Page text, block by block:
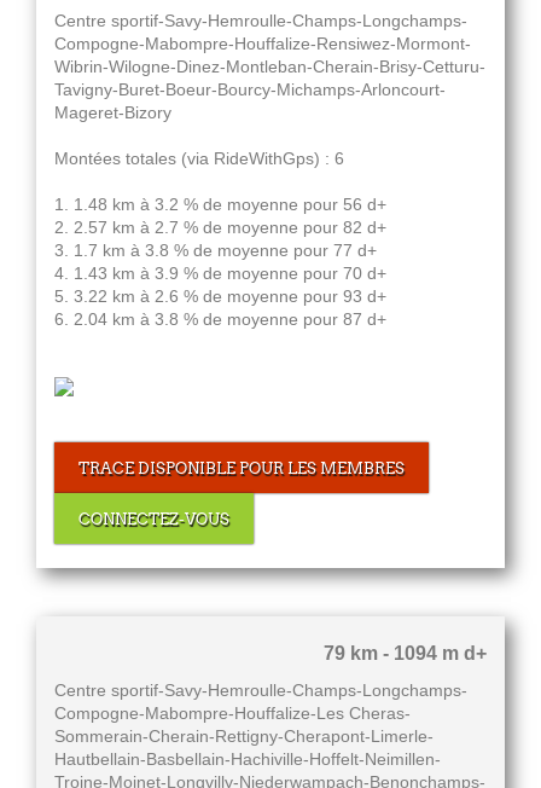
Centre sportif-Savy-Hemroulle-Champs-Longchamps-
Compogne-Mabompre-Houffalize-Rensiwez-Mormont-
Wibrin-Wilogne-Dinez-Montleban-Cherain-Brisy-Cetturu-
Tavigny-Buret-Boeur-Bourcy-Michamps-Arloncourt-
Mageret-Bizory
Montées totales (via RideWithGps) : 6
1. 1.48 km à 3.2 % de moyenne pour 56 d+
2. 2.57 km à 2.7 % de moyenne pour 82 d+
3. 1.7 km à 3.8 % de moyenne pour 77 d+
4. 1.43 km à 3.9 % de moyenne pour 70 d+
5. 3.22 km à 2.6 % de moyenne pour 93 d+
6. 2.04 km à 3.8 % de moyenne pour 87 d+
TRACE DISPONIBLE POUR LES MEMBRES
CONNECTEZ-VOUS
79 km - 1094 m d+
Centre sportif-Savy-Hemroulle-Champs-Longchamps-
Compogne-Mabompre-Houffalize-Les Cheras-
Sommerain-Cherain-Rettigny-Cherapont-Limerle-
Hautbellain-Basbellain-Hachiville-Hoffelt-Neimillen-
Troine-Moinet-Longvilly-Niederwampach-Benonchamps-